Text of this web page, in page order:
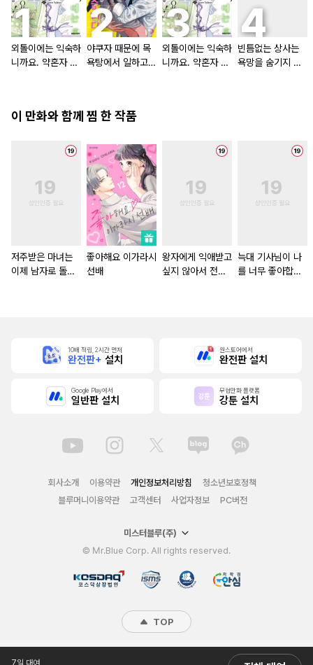
외톨이에는 익숙하
니까요. 약혼자 방
야쿠자 때문에 목
욕탕에서 일하고
외톨이에는 익숙하
니까요. 약혼자 방
빈틈없는 상사는
욕망을 숨기지 않
이 만화와 함께 찜 한 작품
저주받은 마녀는
이제 남자로 돌아
좋아해요 이가라시
선배
왕자에게 익애받고
싶지 않아서 전
늑대 기사님이 나
를 너무 좋아합니
7일 대여
10배 적립, 2시간 먼저
완전판+ 설치
원스토어에서
완전판 설치
Google Play에서
일반판 설치
무협만화 플랫폼
강툰 설치
회사소개 이용약관 개인정보처리방침
청소년보호정책
블루머니이용약관
고객센터 사업자정보 PC버전
미스터블루(주)
© Mr.Blue Corp. All rights reserved.
TOP